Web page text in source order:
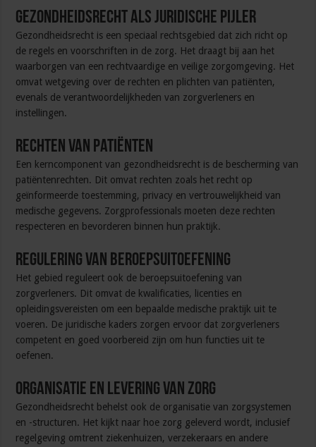
Gezondheidsrecht als juridische pijler
Gezondheidsrecht is een speciaal rechtsgebied dat zich richt op
de regels en voorschriften in de zorg. Het draagt bij aan het
waarborgen van een rechtvaardige en veilige zorgomgeving. Het
omvat wetgeving over de rechten en plichten van patiënten,
evenals de verantwoordelijkheden van zorgverleners en
instellingen.
Rechten van patiënten
Een kerncomponent van gezondheidsrecht is de bescherming van
patiëntenrechten. Dit omvat rechten zoals het recht op
geïnformeerde toestemming, privacy en vertrouwelijkheid van
medische gegevens. Zorgprofessionals moeten deze rechten
respecteren en bevorderen binnen hun praktijk.
Regulering van beroepsuitoefening
Het gebied reguleert ook de beroepsuitoefening van
zorgverleners. Dit omvat de kwalificaties, licenties en
opleidingsvereisten om een bepaalde medische praktijk uit te
voeren. De juridische kaders zorgen ervoor dat zorgverleners
competent en goed voorbereid zijn om hun functies uit te
oefenen.
Organisatie en levering van zorg
Gezondheidsrecht behelst ook de organisatie van zorgsystemen
en -structuren. Het kijkt naar hoe zorg geleverd wordt, inclusief
regelgeving omtrent ziekenhuizen, verzekeraars en andere